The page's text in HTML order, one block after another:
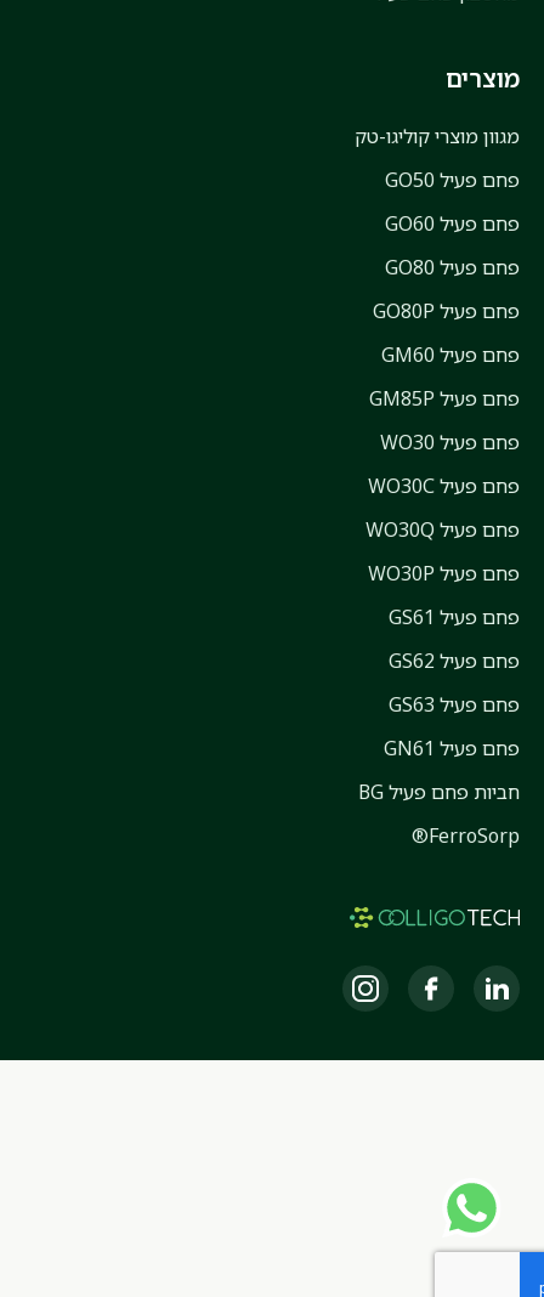
מוצרים
מגוון מוצרי קוליגו-טק
פחם פעיל GO50
פחם פעיל GO60
פחם פעיל GO80
פחם פעיל GO80P
פחם פעיל GM60
פחם פעיל GM85P
פחם פעיל WO30
פחם פעיל WO30C
פחם פעיל WO30Q
פחם פעיל WO30P
פחם פעיל GS61
פחם פעיל GS62
פחם פעיל GS63
פחם פעיל GN61
חביות פחם פעיל BG
FerroSorp®